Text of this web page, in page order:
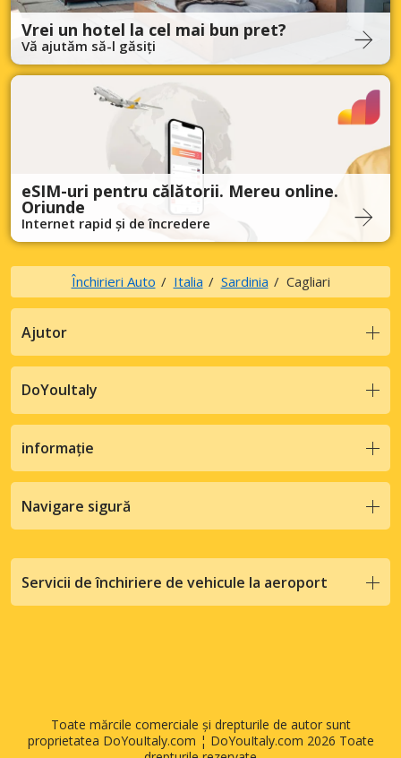
Vrei un hotel la cel mai bun pret?
Vă ajutăm să-l găsiți
eSIM-uri pentru călătorii. Mereu online.
Oriunde
Internet rapid și de încredere
Închirieri Auto Italia Sardinia Cagliari
Ajutor
DoYouItaly
informație
Navigare sigură
Servicii de închiriere de vehicule la aeroport
Toate mărcile comerciale și drepturile de autor sunt
proprietatea DoYouItaly.com ¦ DoYouItaly.com 2026 Toate